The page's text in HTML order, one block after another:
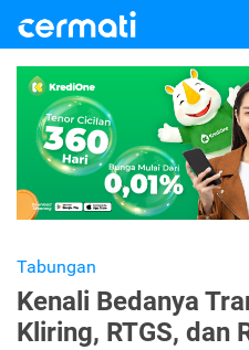
Tabungan
Kenali Bedanya
Kliring, RTGS, dan